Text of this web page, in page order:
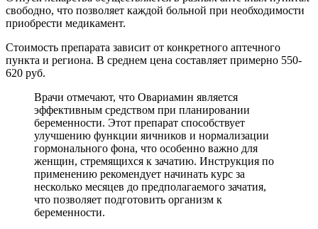
свободно, что позволяет каждой больной при необходимости
приобрести медикамент.
Стоимость препарата зависит от конкретного аптечного
пункта и региона. В среднем цена составляет примерно 550-
620 руб.
Врачи отмечают, что Овариамин является
эффективным средством при планировании
беременности. Этот препарат способствует
улучшению функции яичников и нормализации
гормонального фона, что особенно важно для
женщин, стремящихся к зачатию. Инструкция по
применению рекомендует начинать курс за
несколько месяцев до предполагаемого зачатия,
что позволяет подготовить организм к
беременности.